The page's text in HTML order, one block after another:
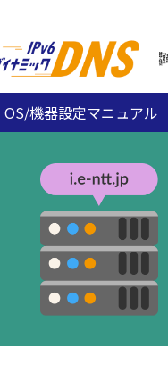
機
能
と
特
徴
利
用
料
金
OS/機器設定マニュアル